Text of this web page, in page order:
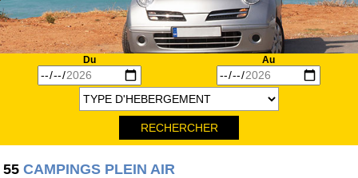
AGENDAS
INFOS
Du Au
55 CAMPINGS PLEIN AIR